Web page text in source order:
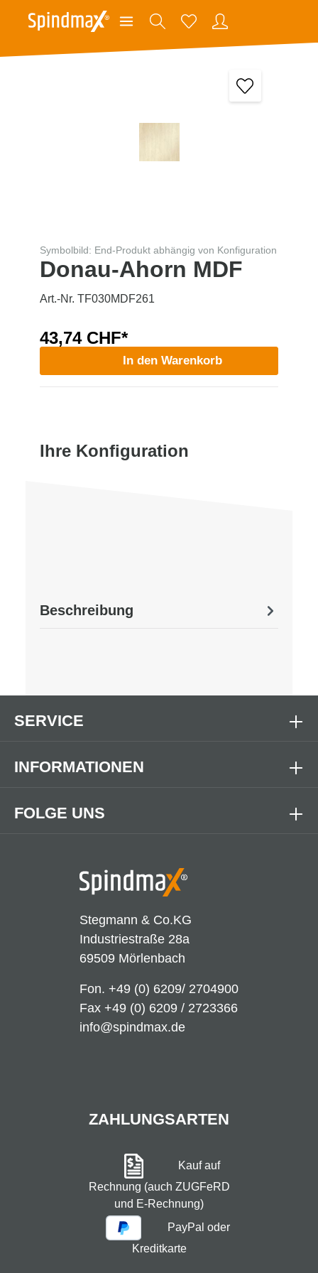
Symbolbild: End-Produkt abhängig von Konfiguration
Donau-Ahorn MDF
Art.-Nr. TF030MDF261
43,74 CHF*
In den Warenkorb
Ihre Konfiguration
Beschreibung
Stegmann & Co.KG
Industriestraße 28a
69509 Mörlenbach
Fon. +49 (0) 6209/ 2704900
Fax +49 (0) 6209 / 2723366
info@spindmax.de
FOLGE UNS
SERVICE
INFORMATIONEN
ZAHLUNGSARTEN
Kauf auf
Rechnung (auch ZUGFeRD
und E-Rechnung)
PayPal oder
Kreditkarte